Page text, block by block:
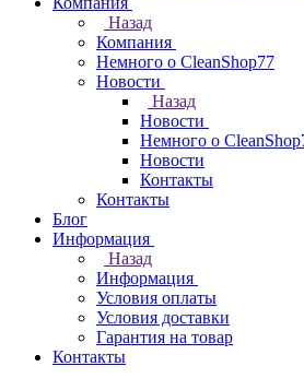
Назад
Компания
Немного о CleanShop77
Новости
Назад
Новости
Немного о
Новости
Контакты
Контакты
Блог
Информация
Назад
Информация
Условия оплаты
Условия доставки
Гарантия на товар
Контакты